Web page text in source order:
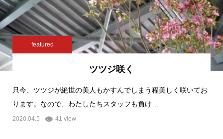
featured
ツツジ咲く
只今、ツツジが絶世の美人もかすんでしまう程美しく咲いてお
ります。なので、わたしたちスタッフも負け…
2020.04.5 41 view